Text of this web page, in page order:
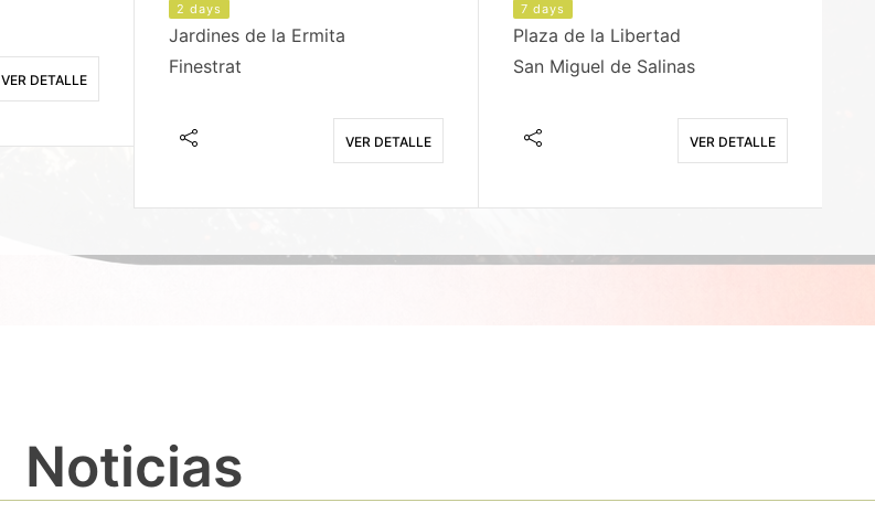
VER DETALLE
2 days
Jardines de la Ermita
Finestrat
VER DETALLE
7 days
Plaza de la Libertad
San Miguel de Salinas
VER DETALLE
Noticias